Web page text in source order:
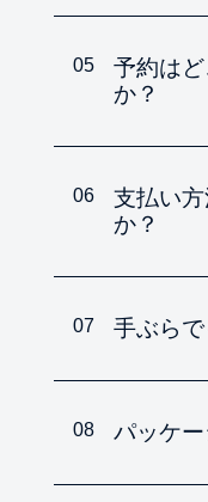
05
予約は
か？
06
支払い
か？
07 手ぶらで
08 パッケ